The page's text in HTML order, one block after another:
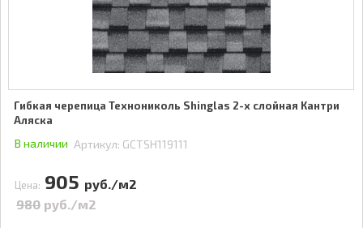
Гибкая черепица Технониколь Shinglas 2-х слойная Кантри
Аляска
В наличии Артикул: GCTSH119111
Цена: 905 руб./м2
980 руб./м2